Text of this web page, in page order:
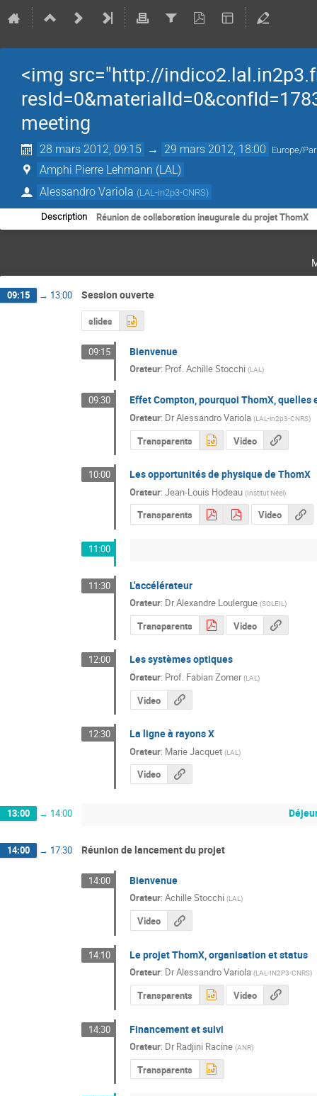
<img src="http://
meeting
28 mars 2012, 09:15 → 29 mars 2012, 18:00 Europe/
Amphi Pierre Lehmann (LAL)
Alessandro Variola (LAL-in2p3-CNRS)
Description Réunion de collaboration inaugurale du projet ThomX
09:15 → 13:00 Session ouverte
slides
09:15 Bienvenue
Orateur: Prof.Achille Stocchi (LAL)
09:30 Effet Compton, pourquoi ThomX, quelles
Orateur: DrAlessandro Variola (LAL-in2p3-CNRS)
Transparents Video
10:00 Les opportunités de physique de ThomX
Orateur:Jean-Louis Hodeau (Institut Néel)
Transparents Video
11:00
11:30 L'accélérateur
Orateur: DrAlexandre Loulergue (SOLEIL)
Transparents Video
12:00 Les systèmes optiques
Orateur: Prof. Fabian Zomer (LAL)
Video
12:30 La ligne à rayons X
Orateur: Marie Jacquet (LAL)
Video
13:00 → 14:00
14:00 → 17:30 Réunion de lancement du projet
14:00 Bienvenue
Orateur:Achille Stocchi (LAL)
Video
14:10 Le projet ThomX, organisation et status
Orateur: DrAlessandro Variola (LAL-IN2P3-CNRS)
Transparents Video
14:30 Financement et suivi
Orateur: DrRadjini Racine (ANR)
Transparents